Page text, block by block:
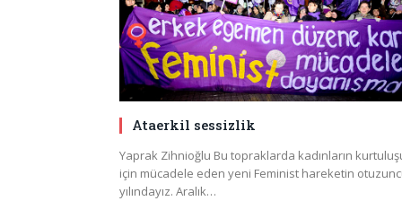
Ataerkil sessizlik
Yaprak Zihnioğlu Bu topraklarda kadınların
için mücadele eden yeni Feminist hareketin
yılındayız. Aralık…